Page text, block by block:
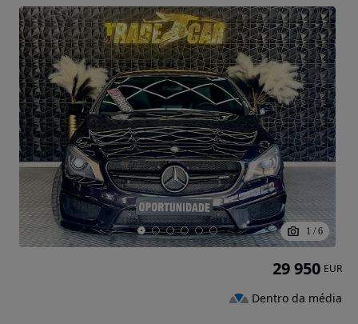
1 / 6
29 950 EUR
Dentro da média